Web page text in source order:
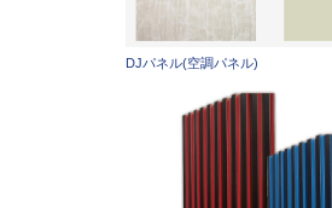
DJパネル(空調パネル)